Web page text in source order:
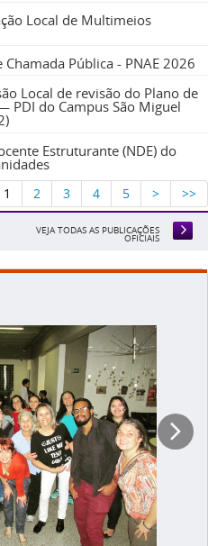
Local de Multimeios
Pública - PNAE 2026
Local de revisão do Plano de
do Campus São Miguel
Estruturante (NDE) do
1 2 3 4 5 > >>
VEJA TODAS AS PUBLICAÇÕES
OFICIAIS